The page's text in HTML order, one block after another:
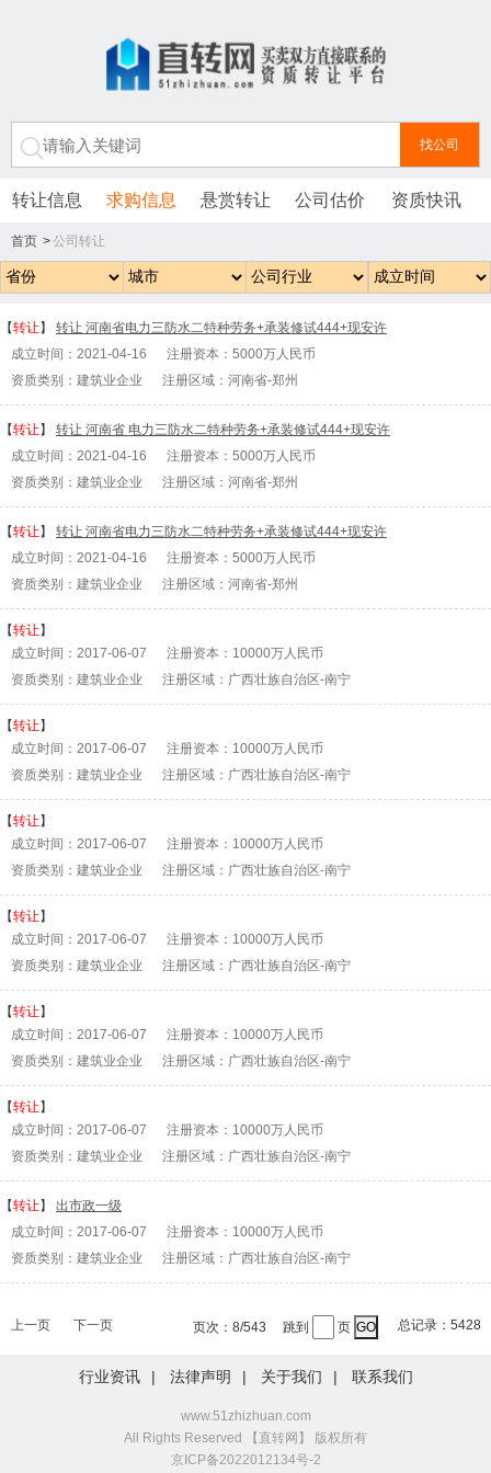
转让信息 求购信息 悬赏转让 公司估价 资质快讯
首页 >公司转让
【转让】 转让 河南省电力三防水二特种劳务+承装修试444+现安许
成立时间：2021-04-16 注册资本：5000万人民币
资质类别：建筑业企业 注册区域：河南省-郑州
【转让】 转让 河南省 电力三防水二特种劳务+承装修试444+现安许
成立时间：2021-04-16 注册资本：5000万人民币
资质类别：建筑业企业 注册区域：河南省-郑州
【转让】 转让 河南省电力三防水二特种劳务+承装修试444+现安许
成立时间：2021-04-16 注册资本：5000万人民币
资质类别：建筑业企业 注册区域：河南省-郑州
【转让】
成立时间：2017-06-07 注册资本：10000万人民币
资质类别：建筑业企业 注册区域：广西壮族自治区-南宁
【转让】
成立时间：2017-06-07 注册资本：10000万人民币
资质类别：建筑业企业 注册区域：广西壮族自治区-南宁
【转让】
成立时间：2017-06-07 注册资本：10000万人民币
资质类别：建筑业企业 注册区域：广西壮族自治区-南宁
【转让】
成立时间：2017-06-07 注册资本：10000万人民币
资质类别：建筑业企业 注册区域：广西壮族自治区-南宁
【转让】
成立时间：2017-06-07 注册资本：10000万人民币
资质类别：建筑业企业 注册区域：广西壮族自治区-南宁
【转让】
成立时间：2017-06-07 注册资本：10000万人民币
资质类别：建筑业企业 注册区域：广西壮族自治区-南宁
【转让】 出市政一级
成立时间：2017-06-07 注册资本：10000万人民币
资质类别：建筑业企业 注册区域：广西壮族自治区-南宁
上一页 下一页 总记录：5428
页次：8/543 跳到 页
行业资讯 | 法律声明 | 关于我们 | 联系我们
www.51zhizhuan.com
All Rights Reserved 【直转网】 版权所有
京ICP备2022012134号-2